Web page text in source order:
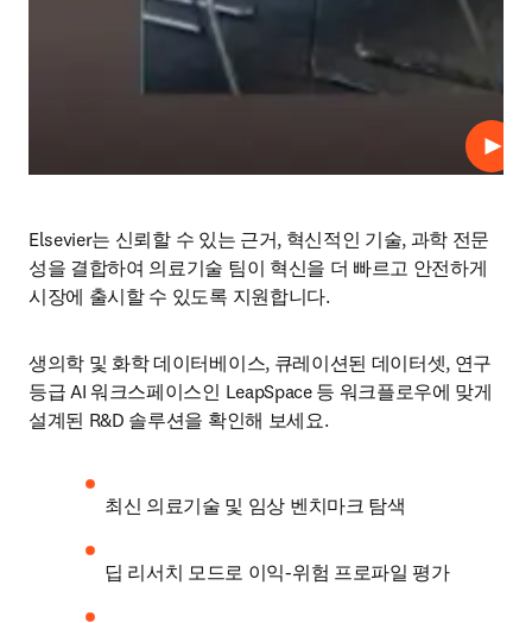
재생
Elsevier는 신뢰할 수 있는 근거, 혁신적인 기술, 과학 전문
성을 결합하여 의료기술 팀이 혁신을 더 빠르고 안전하게
시장에 출시할 수 있도록 지원합니다.
생의학 및 화학 데이터베이스, 큐레이션된 데이터셋, 연구
등급 AI 워크스페이스인 LeapSpace 등 워크플로우에 맞게
설계된 R&D 솔루션을 확인해 보세요.
최신 의료기술 및 임상 벤치마크 탐색
딥 리서치 모드로 이익-위험 프로파일 평가